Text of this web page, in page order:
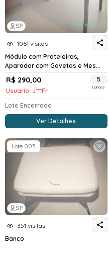
SP
1061 visitas
Módulo com Prateleiras,
Aparador com Gavetas e Mes...
R$ 290,00
Usuario: J***Fr
5
Lances
Lote Encerrado
Ver Detalhes
SP
Lote 005
351 visitas
Banco